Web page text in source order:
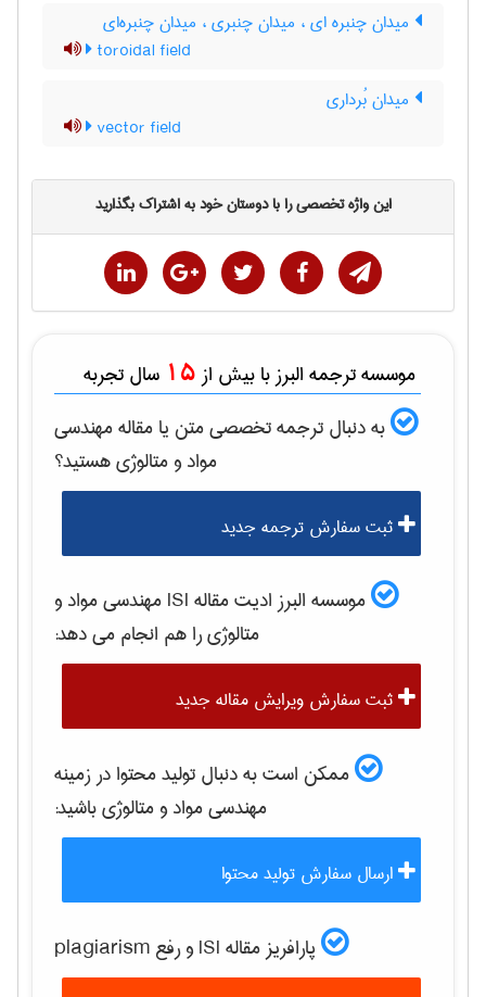
میدان چنبره ای ، میدان چنبری ، میدان چنبره‌ای
toroidal field
میدان بُرداری
vector field
این واژه تخصصی را با دوستان خود به اشتراک بگذارید
موسسه ترجمه البرز با بیش از 15 سال تجربه
به دنبال ترجمه تخصصی متن یا مقالهمهندسی
مواد و متالوژیهستید؟
ثبت سفارش ترجمه جدید
موسسه البرز ادیت مقاله ISI
مهندسی مواد و
متالوژیرا هم انجام می دهد:
ثبت سفارش ویرایش مقاله جدید
ممکن است به دنبال تولید محتوا در زمینه
مهندسی مواد و متالوژیباشید:
ارسال سفارش تولید محتوا
پارافریز مقاله ISI و رفع plagiarism